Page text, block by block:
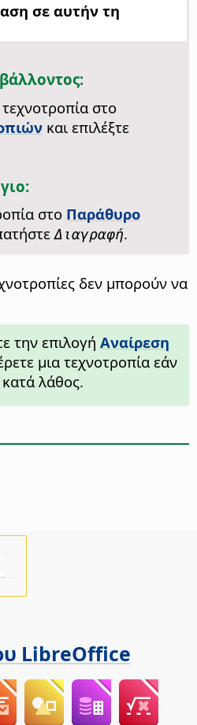
σε αυτήν τη
στο
και επιλέξτε
στο Παράθυρο
Διαγραφή.
δεν μπορούν να
την επιλογή Αναίρεση
μια τεχνοτροπία εάν
λάθος.
LibreOffice